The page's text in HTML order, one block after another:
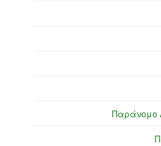
Παράνομο